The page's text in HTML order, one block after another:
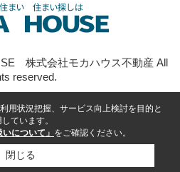
株式会社モカハウス不動産 All
reserved.
用状況把握、サービス向上検討を目的と
ています。
について」 をご確認ください。
閉じる